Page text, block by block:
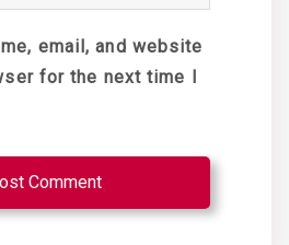
email, and website
for the next time I